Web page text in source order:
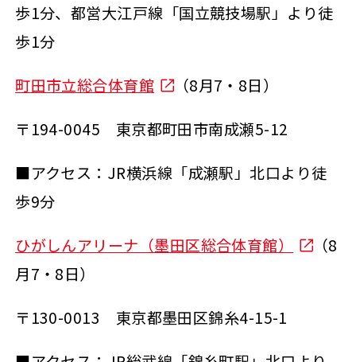
歩1分、都営大江戸線「国立競技場駅」より徒
歩1分
町田市立総合体育館
（8月7・8日）
〒194-0045 東京都町田市南成瀬5-12
■アクセス：JR横浜線「成瀬駅」北口より徒
歩9分
ひがしんアリーナ（墨田区総合体育館）
（8
月7・8日）
〒130-0013 東京都墨田区錦糸4-15-1